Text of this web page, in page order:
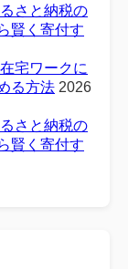
さと納税の
賢く寄付す
宅ワークに
る方法 2026
さと納税の
賢く寄付す